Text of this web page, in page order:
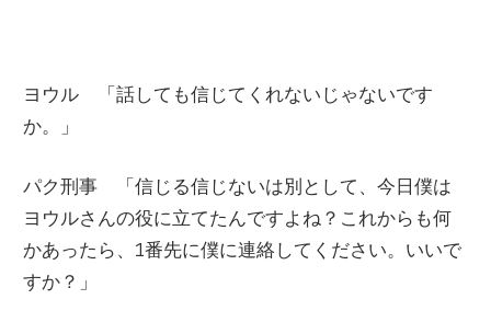
ヨウル 「話しても信じてくれないじゃないです
か。」
パク刑事 「信じる信じないは別として、今日僕は
ヨウルさんの役に立てたんですよね？これからも何
かあったら、 1番先に僕に連絡してください。いいで
すか？」